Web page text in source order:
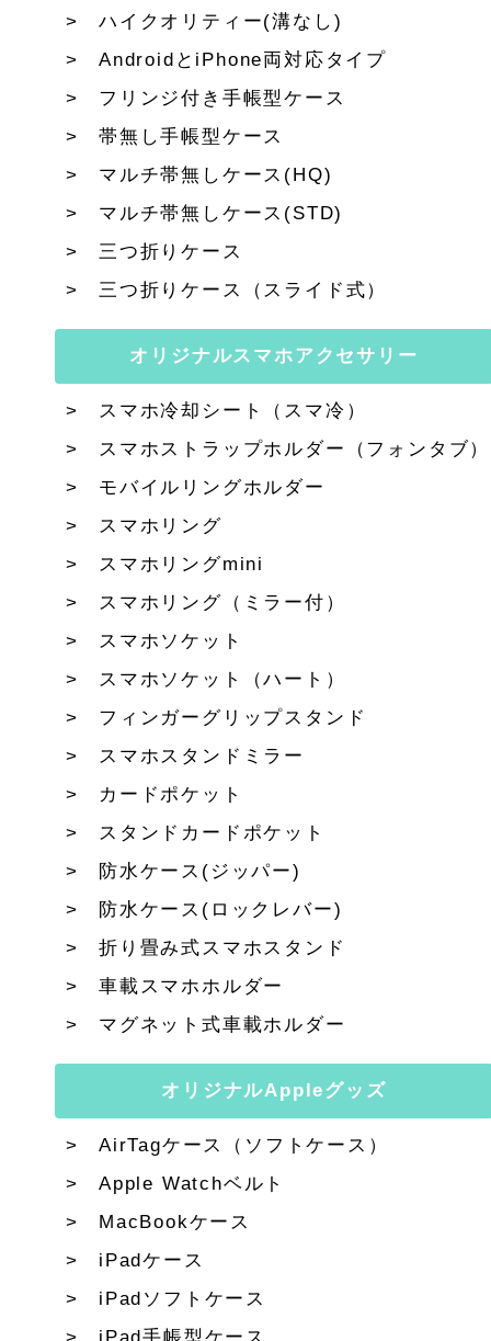
ハイクオリティー(溝なし)
AndroidとiPhone両対応タイプ
フリンジ付き手帳型ケース
帯無し手帳型ケース
マルチ帯無しケース(HQ)
マルチ帯無しケース(STD)
三つ折りケース
三つ折りケース（スライド式）
オリジナルスマホアクセサリー
スマホ冷却シート（スマ冷）
スマホストラップホルダー（フォンタブ）
モバイルリングホルダー
スマホリング
スマホリングmini
スマホリング（ミラー付）
スマホソケット
スマホソケット（ハート）
フィンガーグリップスタンド
スマホスタンドミラー
カードポケット
スタンドカードポケット
防水ケース(ジッパー)
防水ケース(ロックレバー)
折り畳み式スマホスタンド
車載スマホホルダー
マグネット式車載ホルダー
オリジナルAppleグッズ
AirTagケース（ソフトケース）
Apple Watchベルト
MacBookケース
iPadケース
iPadソフトケース